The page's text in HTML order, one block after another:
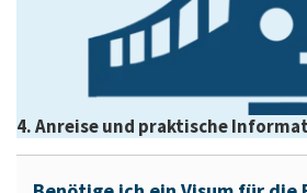
4. Anreise und praktische